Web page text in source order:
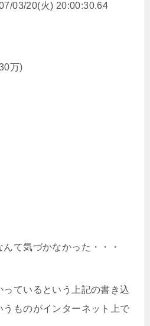
03/20(火) 20:00:30.64
万)
て気づかなかった・・・
っているという上記の書き込
ものがインターネット上で